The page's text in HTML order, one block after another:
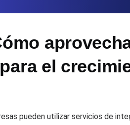
Monitores como YAML, JS y MCP
el
pueden utilizar servicios de